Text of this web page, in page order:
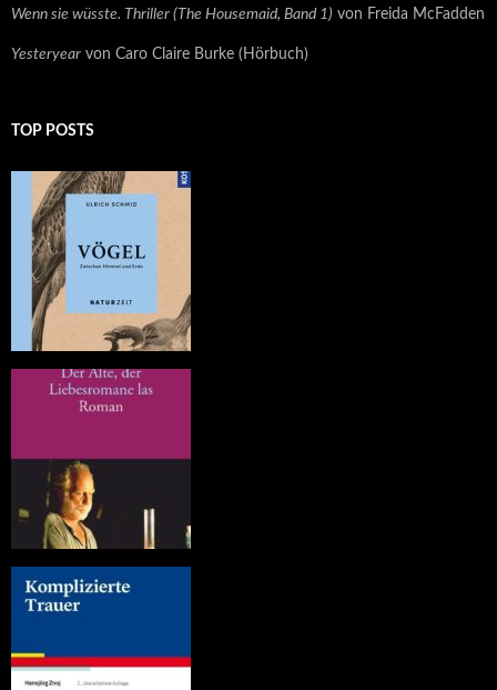
Wenn sie wüsste. Thriller (The Housemaid, Band 1) von Freida McFadden
Yesteryear von Caro Claire Burke (Hörbuch)
TOP POSTS